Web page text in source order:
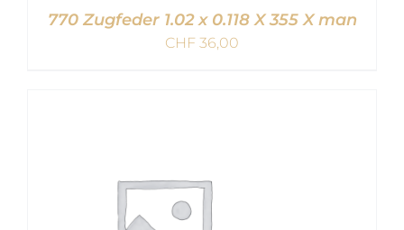
770 Zugfeder 1.02 x 0.118 X 355 X man
CHF 36,00